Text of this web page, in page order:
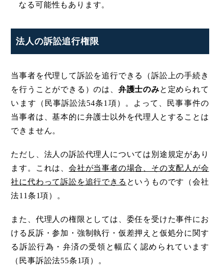
なる可能性もあります。
法人の訴訟追行権限
当事者を代理して訴訟を追行できる（訴訟上の手続き
を行うことができる）のは、 弁護士のみと定められて
います（民事訴訟法54条1項）。よって、民事事件の
当事者は、基本的に弁護士以外を代理人とすることは
できません。
ただし、法人の訴訟代理人については別途規定があり
ます。これは、 会社が当事者の場合、その支配人が会
社に代わって訴訟を追行できる というものです（会社
法11条1項）。
また、代理人の権限としては、委任を受けた事件にお
ける反訴・参加・強制執行・仮差押えと仮処分に関す
る訴訟行為・弁済の受領と幅広く認められています
（民事訴訟法55条1項）。